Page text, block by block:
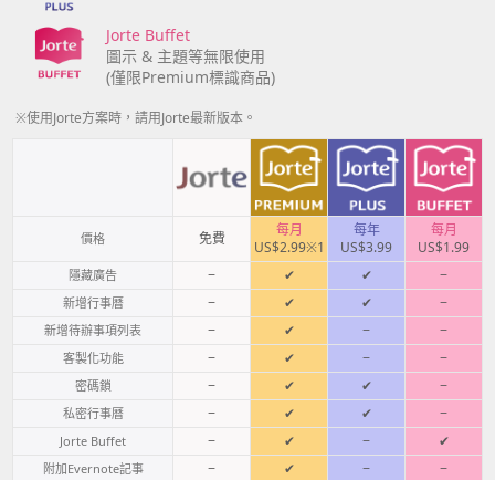
Jorte Buffet
圖示 & 主題等無限使用
(僅限Premium標識商品)
※使用Jorte方案時，請用Jorte最新版本。
價格 免費
每月
US$2.99※1
每年
US$3.99
每月
US$1.99
隱藏廣告 − ✔ ✔ −
新增行事曆 − ✔ ✔ −
新增待辦事項列表 − ✔ − −
客製化功能 − ✔ − −
密碼鎖 − ✔ ✔ −
私密行事曆 − ✔ ✔ −
Jorte Buffet − ✔ − ✔
附加Evernote記事 − ✔ − −